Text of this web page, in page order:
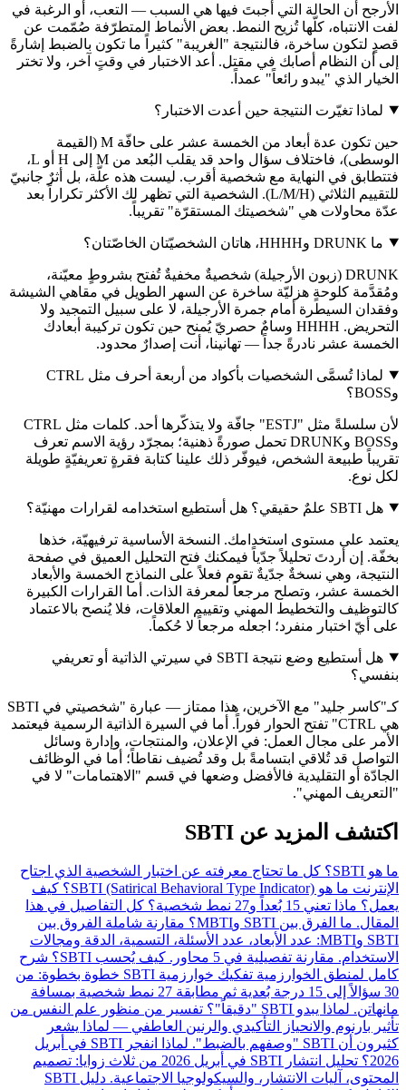
الأرجح أن الحالة التي أجبتَ فيها هي السبب — التعب، أو الرغبة في
لفت الانتباه، كلّها تُزيح النمط. بعض الأنماط المتطرّفة صُمّمت عن
قصدٍ لتكون ساخرة، فالنتيجة "الغريبة" كثيراً ما تكون بالضبط إشارةً
إلى أن النظام أصابك في مقتل. أعد الاختبار في وقتٍ آخر، ولا تختر
الخيار الذي "يبدو رائعاً" عمداً.
لماذا تغيّرت النتيجة حين أعدت الاختبار؟
حين تكون عدة أبعاد من الخمسة عشر على حافّة M (القيمة
الوسطى)، فاختلاف سؤال واحد قد يقلب البُعد من M إلى H أو L،
فتتطابق في النهاية مع شخصية أقرب. ليست هذه علّة، بل أثرٌ جانبيّ
للتقييم الثلاثي (L/M/H). الشخصية التي تظهر لك الأكثر تكراراً بعد
عدّة محاولات هي "شخصيتك المستقرّة" تقريباً.
ما DRUNK وHHHH، هاتان الشخصيّتان الخاصّتان؟
DRUNK (زبون الأرجيلة) شخصيةٌ مخفيةٌ تُفتح بشروطٍ معيّنة،
ومُقدَّمة كلوحةٍ هزليّة ساخرة عن السهر الطويل في مقاهي الشيشة
وفقدان السيطرة أمام جمرة الأرجيلة، لا على سبيل التمجيد ولا
التحريض. HHHH وسامٌ حصريّ يُمنح حين تكون تركيبة أبعادك
الخمسة عشر نادرةً جداً — تهانينا، أنت إصدارٌ محدود.
لماذا تُسمَّى الشخصيات بأكواد من أربعة أحرف مثل CTRL
وBOSS؟
لأن سلسلةً مثل "ESTJ" جافّة ولا يتذكّرها أحد. كلمات مثل CTRL
وBOSS وDRUNK تحمل صورةً ذهنية؛ بمجرّد رؤية الاسم تعرف
تقريباً طبيعة الشخص، فيوفّر ذلك علينا كتابة فقرةٍ تعريفيّةٍ طويلة
لكل نوع.
هل SBTI علمٌ حقيقي؟ هل أستطيع استخدامه لقرارات مهنيّة؟
يعتمد على مستوى استخدامك. النسخة الأساسية ترفيهيّة، خذها
بخفّة. إن أردتَ تحليلاً جدّياً فيمكنك فتح التحليل العميق في صفحة
النتيجة، وهي نسخةٌ جدّيةٌ تقوم فعلاً على النماذج الخمسة والأبعاد
الخمسة عشر، وتصلح مرجعاً لمعرفة الذات. أما القرارات الكبيرة
كالتوظيف والتخطيط المهني وتقييم العلاقات، فلا يُنصح بالاعتماد
على أيّ اختبار منفرد؛ اجعله مرجعاً لا حُكماً.
هل أستطيع وضع نتيجة SBTI في سيرتي الذاتية أو تعريفي
بنفسي؟
كـ"كاسر جليد" مع الآخرين، هذا ممتاز — عبارة "شخصيتي في SBTI
هي CTRL" تفتح الحوار فوراً. أما في السيرة الذاتية الرسمية فيعتمد
الأمر على مجال العمل: في الإعلان، والمنتجات، وإدارة وسائل
التواصل قد تُلاقي ابتسامةً بل وقد تُضيف نقاطاً؛ أما في الوظائف
الجادّة أو التقليدية فالأفضل وضعها في قسم "الاهتمامات" لا في
"التعريف المهني".
اكتشف المزيد عن SBTI
ما هو SBTI؟ كل ما تحتاج معرفته عن اختبار الشخصية الذي اجتاح
الإنترنت
ما هو SBTI (Satirical Behavioral Type Indicator)؟ كيف
يعمل؟ ماذا تعني 15 بُعداً و27 نمط شخصية؟ كل التفاصيل في هذا
المقال. ما الفرق بين SBTI وMBTI؟ مقارنة شاملة
الفروق بين
SBTI وMBTI: عدد الأبعاد، عدد الأسئلة، التسمية، الدقة ومجالات
الاستخدام. مقارنة تفصيلية في 5 محاور.
كيف يُحسب SBTI؟ شرح
كامل لمنطق الخوارزمية
تفكيك خوارزمية SBTI خطوة بخطوة: من
30 سؤالاً إلى 15 درجة بُعدية ثم مطابقة 27 نمط شخصية بمسافة
مانهاتن. لماذا يبدو SBTI "دقيقاً"؟ تفسير من منظور علم النفس
من
تأثير بارنوم والانحياز التأكيدي والرنين العاطفي — لماذا يشعر
كثيرون أن SBTI "وصفهم بالضبط".
لماذا انفجر SBTI في أبريل
2026؟
تحليل انتشار SBTI في أبريل 2026 من ثلاث زوايا: تصميم
المحتوى، آليات الانتشار، والسيكولوجيا الاجتماعية.
دليل SBTI